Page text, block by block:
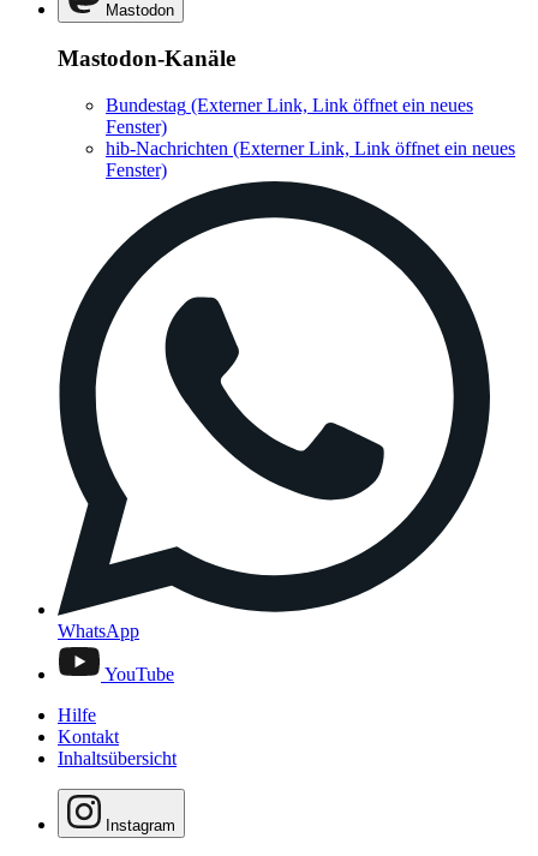
Mastodon
Mastodon-Kanäle
Bundestag (Externer Link, Link öffnet ein neues
Fenster)
hib-Nachrichten (Externer Link, Link öffnet ein neues
Fenster)
WhatsApp
YouTube
Hilfe
Kontakt
Inhaltsübersicht
Instagram